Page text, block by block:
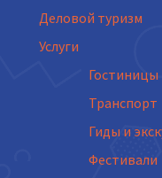
Деловой туризм
Услуги
Гостиницы
Транспорт
Гиды и
Фестивали